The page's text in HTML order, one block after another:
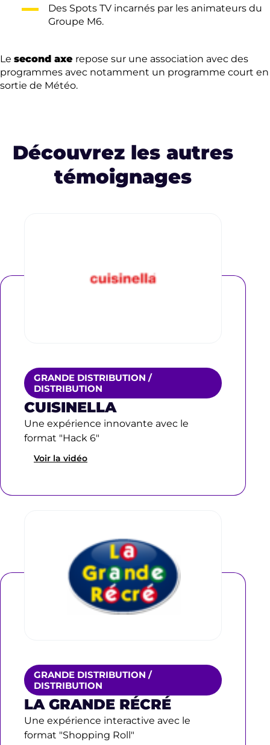
Des Spots TV incarnés par les animateurs du
Groupe M6.
Le second axe repose sur une association avec des
programmes avec notamment un programme court en
sortie de Météo.
Découvrez les autres
témoignages
GRANDE DISTRIBUTION /
DISTRIBUTION
CUISINELLA
Une expérience innovante avec le
format "Hack 6"
Voir la vidéo
GRANDE DISTRIBUTION /
DISTRIBUTION
LA GRANDE RÉCRÉ
Une expérience interactive avec le
format "Shopping Roll"